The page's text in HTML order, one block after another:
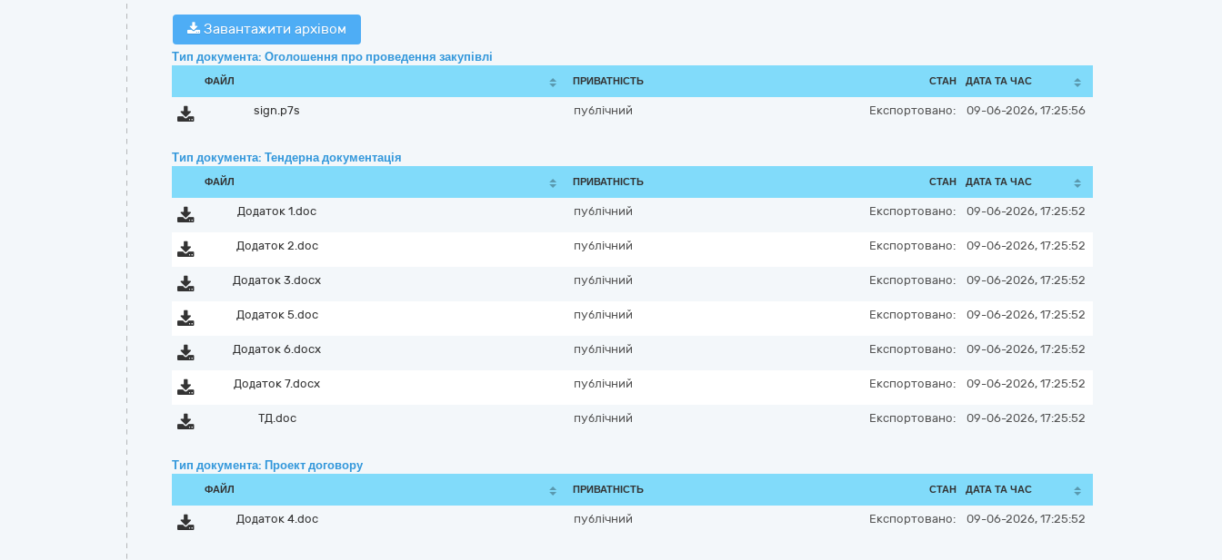
Завантажити архівом
Тип документа: Оголошення про проведення закупівлі
ФАЙЛ ПРИВАТНІСТЬ СТАН ДАТА ТА ЧАС
sign.p7s публічний Експортовано: 09-06-2026, 17:25:56
Тип документа: Тендерна документація
ФАЙЛ ПРИВАТНІСТЬ СТАН ДАТА ТА ЧАС
Додаток 1.doc публічний Експортовано: 09-06-2026, 17:25:52
Додаток 2.doc публічний Експортовано: 09-06-2026, 17:25:52
Додаток 3.docx публічний Експортовано: 09-06-2026, 17:25:52
Додаток 5.doc публічний Експортовано: 09-06-2026, 17:25:52
Додаток 6.docx публічний Експортовано: 09-06-2026, 17:25:52
Додаток 7.docx публічний Експортовано: 09-06-2026, 17:25:52
ТД.doc публічний Експортовано: 09-06-2026, 17:25:52
Тип документа: Проект договору
ФАЙЛ ПРИВАТНІСТЬ СТАН ДАТА ТА ЧАС
Додаток 4.doc публічний Експортовано: 09-06-2026, 17:25:52